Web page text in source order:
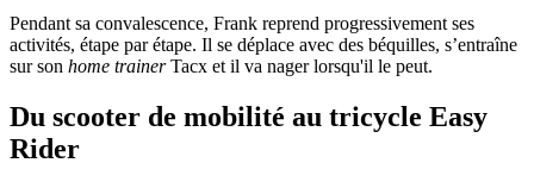
Pendant sa convalescence, Frank reprend progressivement ses
activités, étape par étape. Il se déplace avec des béquilles, s’entraîne
sur son home trainerTacx et il va nager lorsqu'il le peut.
Du scooter de mobilité au tricycle Easy
Rider